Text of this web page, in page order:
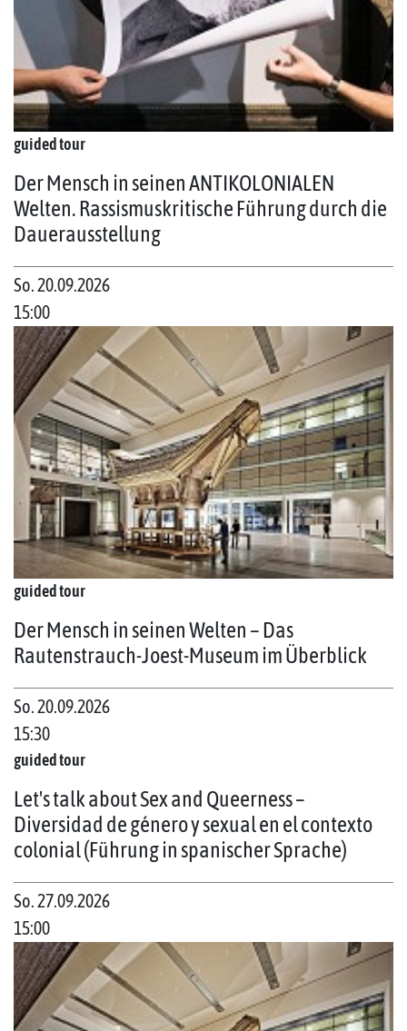
guided tour
Der Mensch in seinen ANTIKOLONIALEN
Welten. Rassismuskritische Führung durch die
Dauerausstellung
So. 20.09.2026
15:00
guided tour
Der Mensch in seinen Welten – Das
Rautenstrauch-Joest-Museum im Überblick
So. 20.09.2026
15:30
guided tour
Let's talk about Sex and Queerness –
Diversidad de género y sexual en el contexto
colonial (Führung in spanischer Sprache)
So. 27.09.2026
15:00